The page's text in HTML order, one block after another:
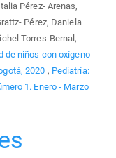
Pérez- Arenas,
Pérez, Daniela
Torres-Bernal,
de niños con oxígeno
2020 , Pediatría:
1. Enero - Marzo